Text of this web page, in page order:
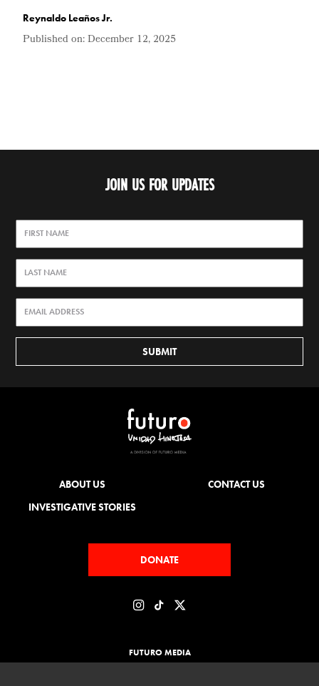
Reynaldo Leaños Jr.
Published on:December 12, 2025
JOIN US FOR UPDATES
ABOUT US
INVESTIGATIVE STORIES
CONTACT US
DONATE
FUTURO MEDIA